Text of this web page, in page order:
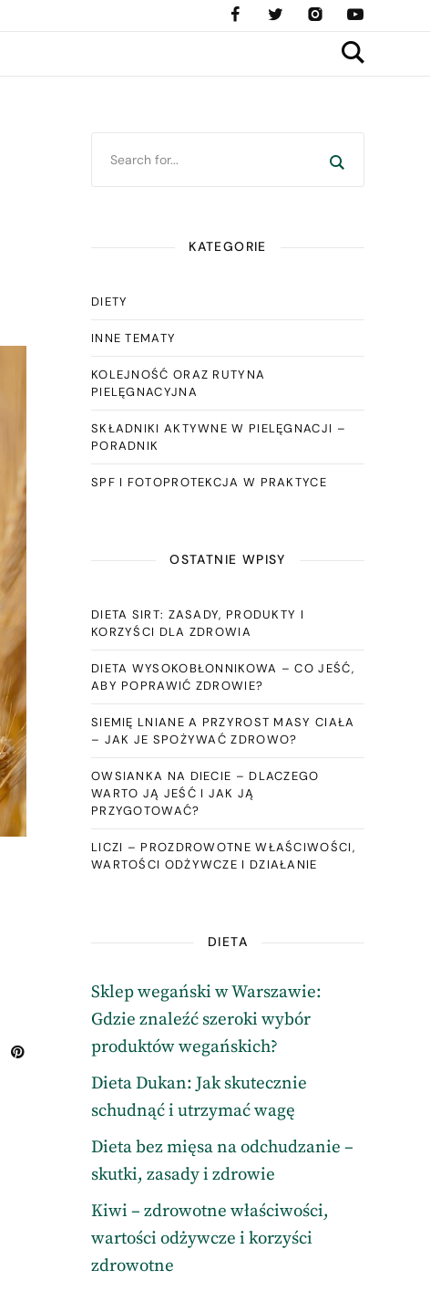
KATEGORIE
DIETY
INNE TEMATY
KOLEJNOŚĆ ORAZ RUTYNA
PIELĘGNACYJNA
SKŁADNIKI AKTYWNE W PIELĘGNACJI –
PORADNIK
SPF I FOTOPROTEKCJA W PRAKTYCE
OSTATNIE WPISY
DIETA SIRT: ZASADY, PRODUKTY I
KORZYŚCI DLA ZDROWIA
DIETA WYSOKOBŁONNIKOWA – CO JEŚĆ,
ABY POPRAWIĆ ZDROWIE?
SIEMIĘ LNIANE A PRZYROST MASY CIAŁA
– JAK JE SPOŻYWAĆ ZDROWO?
OWSIANKA NA DIECIE – DLACZEGO
WARTO JĄ JEŚĆ I JAK JĄ
PRZYGOTOWAĆ?
LICZI – PROZDROWOTNE WŁAŚCIWOŚCI,
WARTOŚCI ODŻYWCZE I DZIAŁANIE
DIETA
Sklep wegański w Warszawie:
Gdzie znaleźć szeroki wybór
produktów wegańskich?
Dieta Dukan: Jak skutecznie
schudnąć i utrzymać wagę
Dieta bez mięsa na odchudzanie –
skutki, zasady i zdrowie
Kiwi – zdrowotne właściwości,
wartości odżywcze i korzyści
zdrowotne